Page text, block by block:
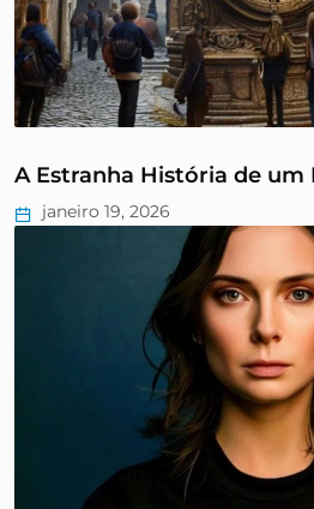
A Estranha História de um
janeiro 19, 2026